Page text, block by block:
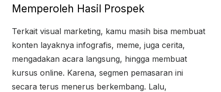
Memperoleh Hasil Prospek
Terkait visual marketing, kamu masih bisa membuat
konten layaknya infografis, meme, juga cerita,
mengadakan acara langsung, hingga membuat
kursus online. Karena, segmen pemasaran ini
secara terus menerus berkembang. Lalu,